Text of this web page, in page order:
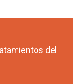
del